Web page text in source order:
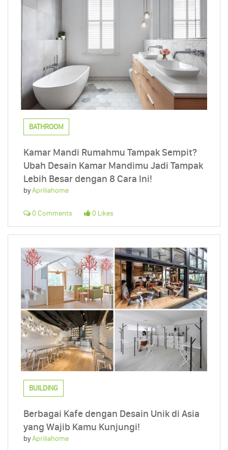
BATHROOM
Kamar Mandi Rumahmu Tampak Sempit?
Ubah Desain Kamar Mandimu Jadi Tampak
Lebih Besar dengan 8 Cara Ini!
byApriliahome
0 Comments 0 Likes
BUILDING
Berbagai Kafe dengan Desain Unik di Asia
yang Wajib Kamu Kunjungi!
byApriliahome